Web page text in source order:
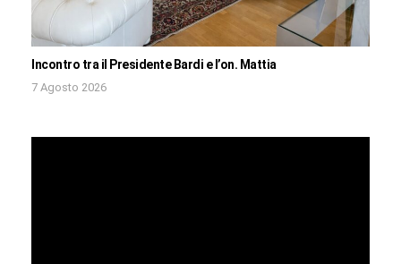
Incontro tra il Presidente Bardi e l’on. Mattia
7 Agosto 2026